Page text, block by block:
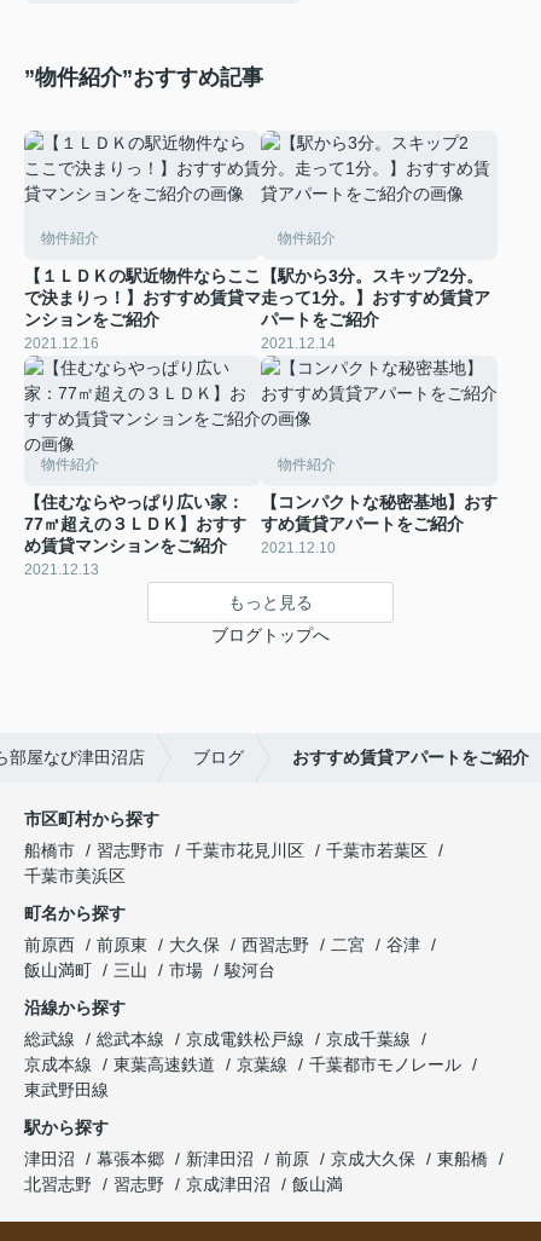
”物件紹介”おすすめ記事
物件紹介
【１ＬＤＫの駅近物件ならここ
で決まりっ！】おすすめ賃貸マ
ンションをご紹介
2021.12.16
物件紹介
【駅から3分。スキップ2分。
走って1分。】おすすめ賃貸ア
パートをご紹介
2021.12.14
物件紹介
【住むならやっぱり広い家：
77㎡超えの３ＬＤＫ】おすす
め賃貸マンションをご紹介
2021.12.13
物件紹介
【コンパクトな秘密基地】おす
すめ賃貸アパートをご紹介
2021.12.10
もっと見る
ブログトップへ
部屋なび津田沼店 ブログ おすすめ賃貸アパートをご紹介
市区町村から探す
船橋市
習志野市 千葉市花見川区
千葉市若葉区
千葉市美浜区
町名から探す
前原西
前原東 大久保 西習志野 二宮
谷津
飯山満町
三山 市場
駿河台
沿線から探す
総武線
総武本線 京成電鉄松戸線
京成千葉線
京成本線
東葉高速鉄道 京葉線
千葉都市モノレール
東武野田線
駅から探す
津田沼
幕張本郷 新津田沼 前原 京成大久保
東船橋
北習志野
習志野 京成津田沼 飯山満